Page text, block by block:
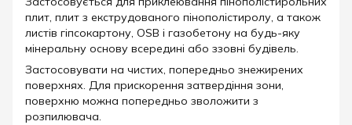
плит, плит з екструдованого пінополістиролу, а також
листів гіпсокартону, OSB і газобетону на будь-яку
мінеральну основу всередині або ззовні будівель.
Застосовувати на чистих, попередньо знежирених
поверхнях. Для прискорення затвердіння зони,
поверхню можна попередньо зволожити з
розпилювача.